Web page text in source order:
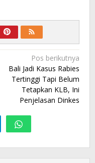
Pos berikutnya
Bali Jadi Kasus Rabies
Tertinggi Tapi Belum
Tetapkan KLB, Ini
Penjelasan Dinkes